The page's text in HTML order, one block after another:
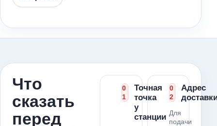
Что
сказать
перед
0
1
Точная
точка
у
станции
0
2
Адрес
Для
подачи